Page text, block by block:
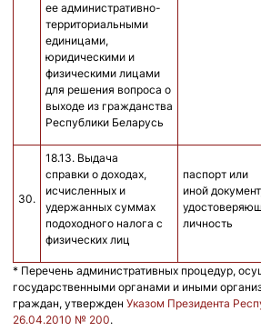
ее административно-
территориальными
единицами,
юридическими и
физическими лицами
для решения вопроса о
выходе из гражданства
Республики Беларусь
30.
18.13. Выдача
справки о доходах,
исчисленных и
удержанных суммах
подоходного налога с
физических лиц
паспорт или
иной
личность
* Перечень административных процедур,
государственными органами и иными
граждан, утвержден Указом Президента
26.04.2010 № 200.